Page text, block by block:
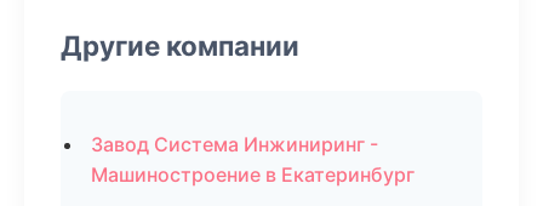
Другие компании
Завод Система Инжиниринг -
Машиностроение в Екатеринбург